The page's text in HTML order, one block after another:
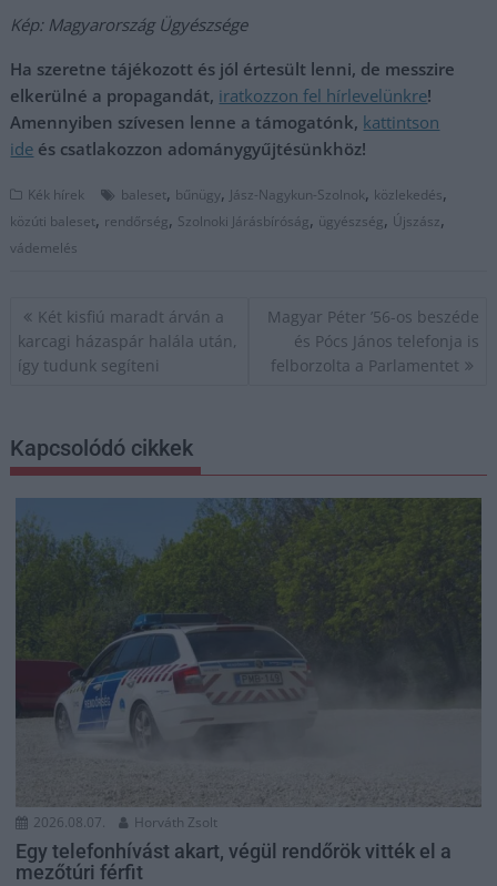
Kép: Magyarország Ügyészsége
Ha szeretne tájékozott és jól értesült lenni, de messzire
elkerülné a propagandát, iratkozzon fel hírlevelünkre!
Amennyiben szívesen lenne a támogatónk, kattintson
ide és csatlakozzon adománygyűjtésünkhöz!
Kék hírek baleset, bűnügy, Jász-Nagykun-Szolnok, közlekedés,
közúti baleset, rendőrség, Szolnoki Járásbíróság, ügyészség, Újszász,
vádemelés
Bejegyzés
navigáció
Két kisfiú maradt árván a
karcagi házaspár halála után,
így tudunk segíteni
Magyar Péter ’56-os beszéde
és Pócs János telefonja is
felborzolta a Parlamentet
Kapcsolódó cikkek
2026.08.07. Horváth Zsolt
Egy telefonhívást akart, végül rendőrök vitték el a
mezőtúri férfit